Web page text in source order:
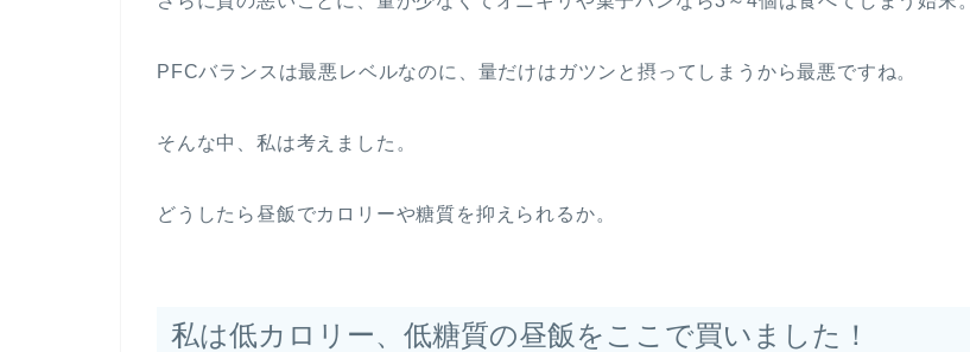
PFCバランスは最悪レベルなのに、量だけはガツンと摂ってしまうから最悪ですね。
そんな中、私は考えました。
どうしたら昼飯でカロリーや糖質を抑えられるか。
私は低カロリー、低糖質の昼飯をここで買いました！